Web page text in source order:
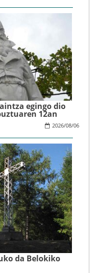
egingo dio
12an
2026/08/06
da Belokiko